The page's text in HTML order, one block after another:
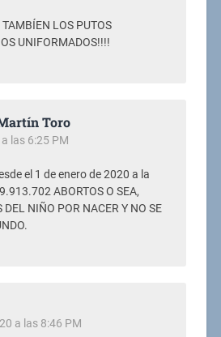
LOS PUTOS
UNIFORMADOS!!!!
Toro
las 6:25 PM
el 1 de enero de 2020 a la
ABORTOS O SEA,
DEL NIÑO POR NACER Y NO SE
a las 8:46 PM